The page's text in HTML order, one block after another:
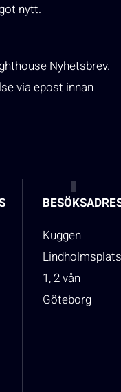
nytt.
Nyhetsbrev.
via epost innan
Kuggen
1, 2 vån
Göteborg